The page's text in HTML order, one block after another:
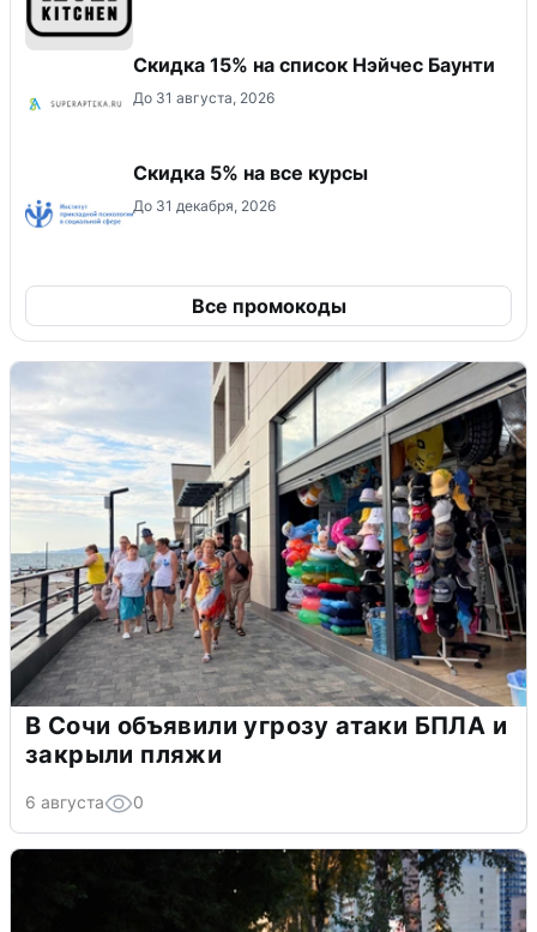
Скидка 15% на список Нэйчес Баунти
До 31 августа, 2026
Скидка 5% на все курсы
До 31 декабря, 2026
Все промокоды
В Сочи объявили угрозу атаки БПЛА и
закрыли пляжи
6 августа 0